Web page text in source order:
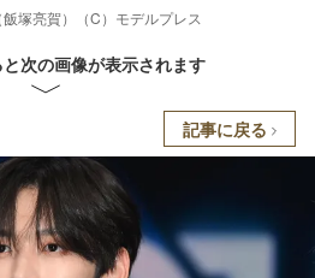
塚亮賀）（C）モデルプレス
次の画像が表示されます
記事に戻る